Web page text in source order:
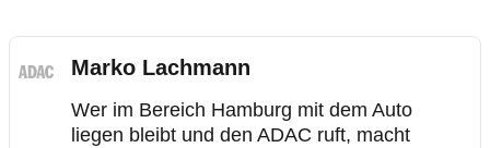
Marko Lachmann
Wer im Bereich Hamburg mit dem Auto
liegen bleibt und den ADAC ruft, macht